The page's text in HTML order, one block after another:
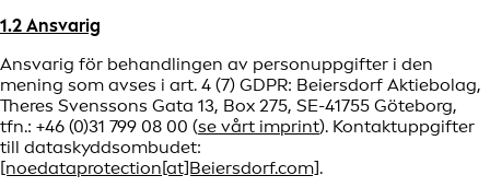
1.2 Ansvarig
Ansvarig för behandlingen av personuppgifter i den
mening som avses i art. 4 (7) GDPR: Beiersdorf Aktiebolag,
Theres Svenssons Gata 13, Box 275, SE-41755 Göteborg,
tfn.: +46 (0)31 799 08 00 (se vårt imprint). Kontaktuppgifter
till dataskyddsombudet:
[noedataprotection[at]Beiersdorf.com].